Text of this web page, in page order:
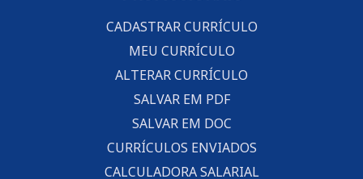
CADASTRAR CURRÍCULO
MEU CURRÍCULO
ALTERAR CURRÍCULO
SALVAR EM PDF
SALVAR EM DOC
CURRÍCULOS ENVIADOS
CALCULADORA SALARIAL